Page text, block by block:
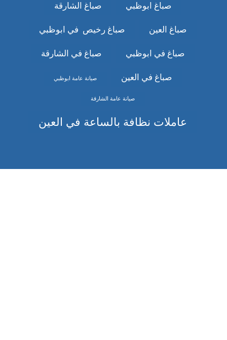
صباغ ابوظبي صباغ الشارقة
صباغ العين صباغ رخيص في ابوظبي
صباغ في ابوظبي صباغ في الشارقة
صباغ في العين صيانة عامة ابوظبي
صيانة عامة الشارقة
عاملات نظافة بالساعة في العين